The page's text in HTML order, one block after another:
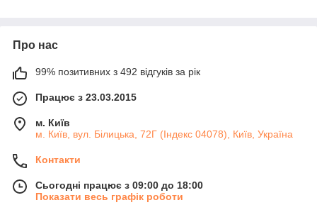
Про нас
99% позитивних з 492 відгуків за рік
Працює з 23.03.2015
м. Київ
м. Київ, вул. Білицька, 72Г (Індекс 04078), Київ, Україна
Контакти
Сьогодні працює з 09:00 до 18:00
Показати весь графік роботи